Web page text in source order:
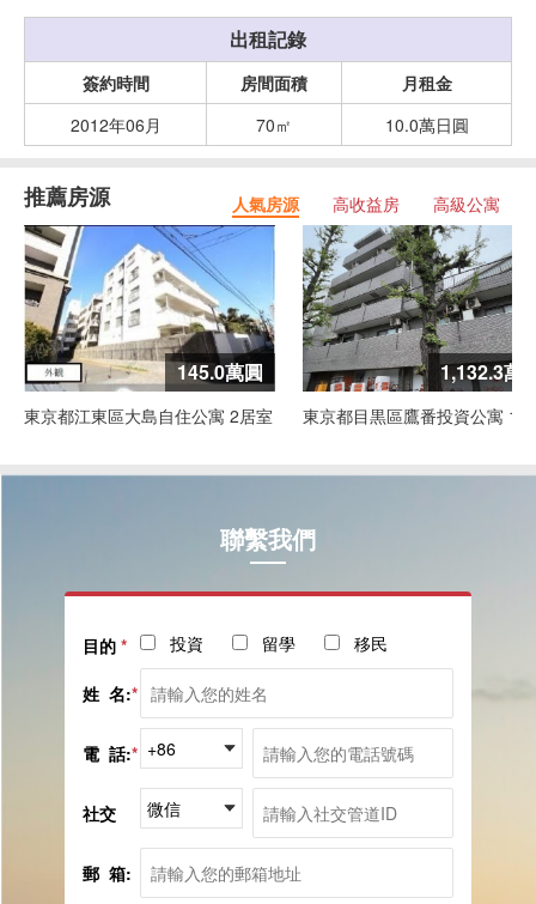
出租記錄
簽約時間 房間面積
月租金
2012年06月
70㎡ 10.0萬日圓
推薦房源 人氣房源 高收益房 高級公寓
145.0萬圓
東京都江東區大島自住公寓 2居室
1,132.3萬
東京都目黒區鷹番投資公寓 1
聯繫我們
目的 * 投資 留學 移民
姓 名:*
電 話:*
社交
郵 箱: